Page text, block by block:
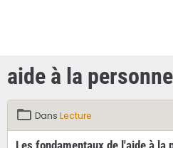
aide à la personne
Dans Lecture